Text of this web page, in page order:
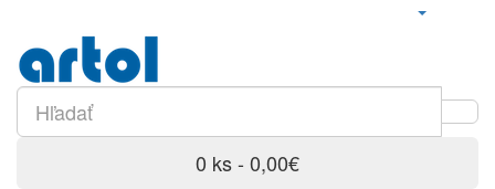
0 ks - 0,00€